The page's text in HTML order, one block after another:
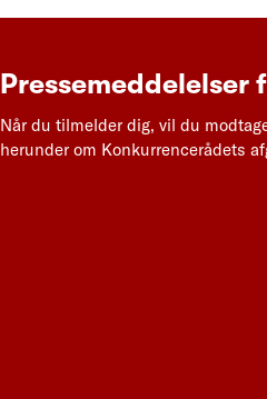
Når du tilmelder dig, vil du
herunder om Konkurrencerådets